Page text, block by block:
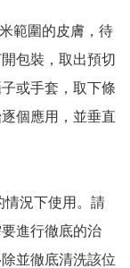
範圍的皮膚，待
包裝，取出預切
或手套，取下條
個應用，並垂直
情況下使用。請
進行徹底的治
並徹底清洗該位